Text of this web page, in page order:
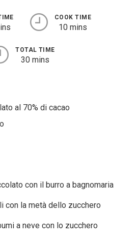
COOK TIME
10 mins
TOTAL TIME
30 mins
al 70% di cacao
con il burro a bagnomaria
con la metà dello zucchero
a neve con lo zucchero